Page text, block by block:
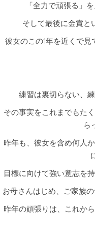
「全力で頑張る」
そして最後に金賞と
彼女のこの1年を近くで
練習は裏切らない、
その事実をこれまでもた
ら
昨年も、彼女を含め何人
目標に向けて強い意志を
お母さんはじめ、ご家族
昨年の頑張りは、これか